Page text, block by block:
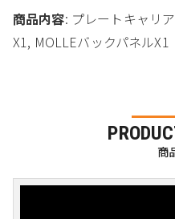
商品内容: プレートキャリ
X1, MOLLEバックパネルX1
商